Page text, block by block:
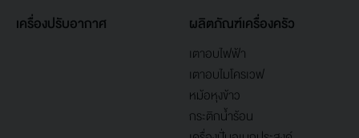
เครื่องปรับอากาศ ผลิตภัณฑ์เครื่องครัว
เตาอบไฟฟ้า
เตาอบไมโครเวฟ
หม้อหุงข้าว
กระติกน้ำร้อน